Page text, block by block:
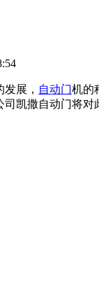
展， 自动门机的
司凯撒自动门将对